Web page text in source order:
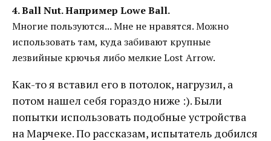
4. Ball Nut. Например Lowe Ball.
Многие пользуются... Мне не нравятся. Можно
использовать там, куда забивают крупные
лезвийные крючья либо мелкие Lost Arrow.
Как-то я вставил его в потолок, нагрузил, а
потом нашел себя гораздо ниже :). Были
попытки использовать подобные устройства
на Марчеке. По рассказам, испытатель добился